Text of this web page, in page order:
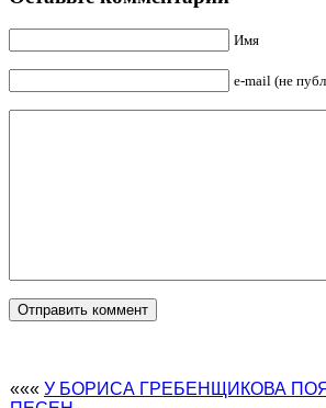
Имя
e-mail (не
««« У БОРИСА ГРЕБЕНЩИКОВА